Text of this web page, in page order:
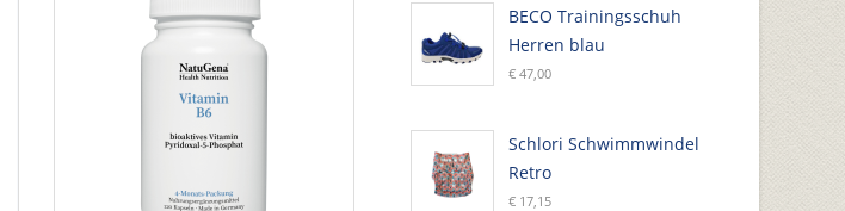
BECO Trainingsschuh
Herren blau
€ 47,00
Schlori Schwimmwindel
Retro
€ 17,15